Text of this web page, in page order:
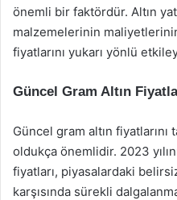
önemli bir faktördür. Altın
malzemelerinin
fiyatlarını yukarı yönlü
Güncel Gram Altın
Güncel gram altın fiyatlarını
oldukça önemlidir. 2023
fiyatları, piyasalardaki
karşısında sürekli